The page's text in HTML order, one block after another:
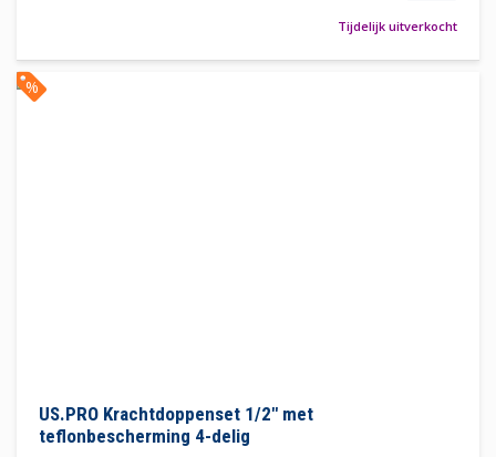
Tijdelijk uitverkocht
US.PRO Krachtdoppenset 1/2" met
teflonbescherming 4-delig
%